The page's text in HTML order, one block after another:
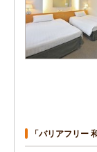
「バリアフリー